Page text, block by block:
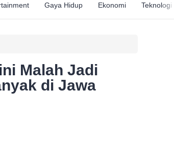
Gaya Hidup Ekonomi Teknologi
Malah Jadi
di Jawa